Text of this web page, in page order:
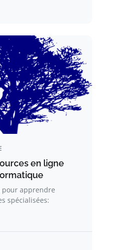
en ligne
pour apprendre
spécialisées: